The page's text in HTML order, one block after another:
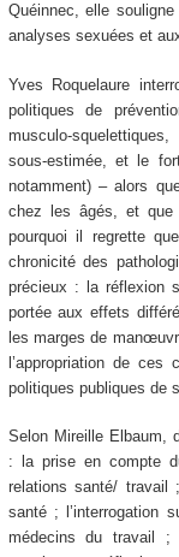
Quéinnec, elle
analyses sexuées et
Yves Roquelaure
politiques de
musculo-
sous-estimée, et le
notamment) – alors
chez les âgés, et que
pourquoi il regrette
chronicité des
précieux : la réflexion
portée aux effets
les marges de
l’appropriation de
politiques publiques de
Selon Mireille Elbaum,
: la prise en compte
relations santé/
santé ; l’interrogation
médecins du travail ;